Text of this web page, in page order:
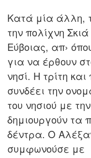
Κατά μία άλλη,
την πολίχνη Σκιά
Εύβοιας, απ›
για να έρθουν
νησί. Η τρίτη
συνδέει την
του νησιού με
δημιουργούν τα
δέντρα. O
συμφωνούσε με